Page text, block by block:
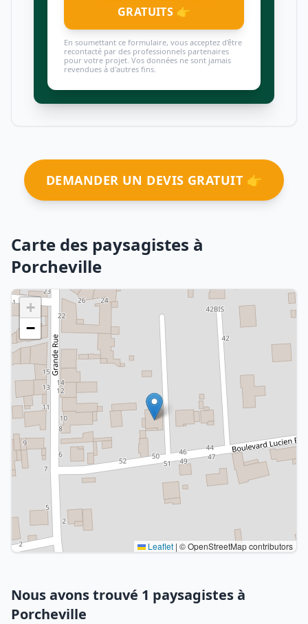
GRATUITS 👉
En soumettant ce formulaire, vous acceptez d'être
recontacté par des professionnels partenaires
pour votre projet. Vos données ne sont jamais
revendues à d'autres fins.
DEMANDER UN DEVIS GRATUIT 👉
Carte des paysagistes à
Porcheville
+
−
Leaflet | © OpenStreetMap contributors
Nous avons trouvé 1 paysagistes à
Porcheville